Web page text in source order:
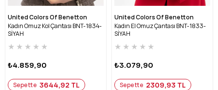
United Colors Of Benetton
Kadın Omuz Kol Çantası BNT-1834-
SİYAH
★ ★ ★ ★ ★
₺4.859,90
Sepette 3644,92 TL
United Colors Of Benetton
Kadın El Omuz Çantası BNT-1833-
SİYAH
★ ★ ★ ★ ★
₺3.079,90
Sepette 2309,93 TL